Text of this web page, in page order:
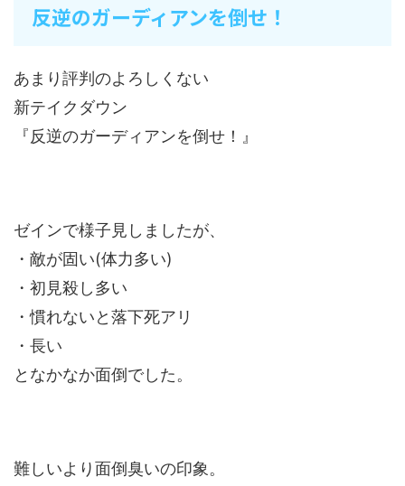
反逆のガーディアンを倒せ！
あまり評判のよろしくない
新テイクダウン
『反逆のガーディアンを倒せ！』
ゼインで様子見しましたが、
・敵が固い(体力多い)
・初見殺し多い
・慣れないと落下死アリ
・長い
となかなか面倒でした。
難しいより面倒臭いの印象。